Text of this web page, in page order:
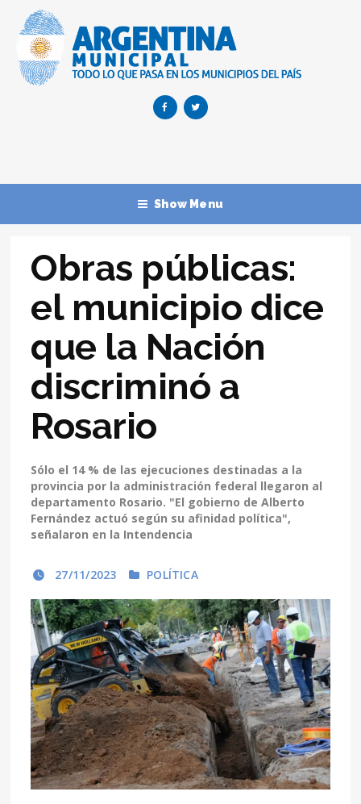
Show Menu
Obras públicas:
el municipio dice
que la Nación
discriminó a
Rosario
Sólo el 14 % de las ejecuciones destinadas a la
provincia por la administración federal llegaron al
departamento Rosario. "El gobierno de Alberto
Fernández actuó según su afinidad política",
señalaron en la Intendencia
27/11/2023 POLÍTICA